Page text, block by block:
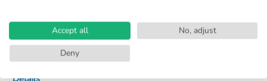
Kein Abo. Fairer Einzelkauf.
Sofortiger Download nach Kauf
Details
Accept all
No, adjust
Deny